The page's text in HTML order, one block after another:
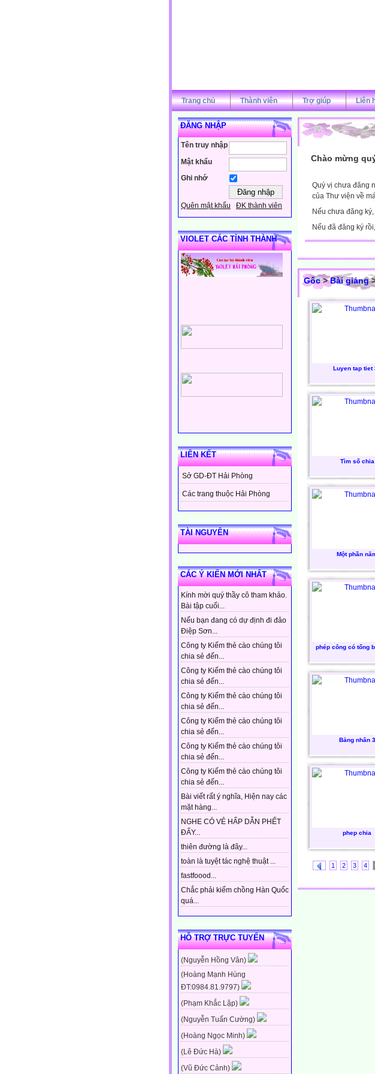
Trang chủ Thành viên Trợ giúp Liên
ĐĂNG NHẬP
Tên truy nhập
Mật khẩu
Ghi nhớ
Quên mật khẩu ĐK thành viên
VIOLET CÁC TỈNH THÀNH
LIÊN KẾT
Sở GD-ĐT Hải Phòng
Các trang thuộc Hải Phòng
TÀI NGUYÊN
CÁC Ý KIẾN MỚI NHẤT
Kính mời quý thầy cô tham khảo.
Bài tập cuối...
Nếu bạn đang có dự định đi đảo
Điệp Sơn...
Công ty Kiếm thẻ cào chúng tôi
chia sẻ đến...
Công ty Kiếm thẻ cào chúng tôi
chia sẻ đến...
Công ty Kiếm thẻ cào chúng tôi
chia sẻ đến...
Công ty Kiếm thẻ cào chúng tôi
chia sẻ đến...
Công ty Kiếm thẻ cào chúng tôi
chia sẻ đến...
Công ty Kiếm thẻ cào chúng tôi
chia sẻ đến...
Bài viết rất ý nghĩa, Hiện nay các
mặt hàng...
NGHE CÓ VẺ HẤP DẪN PHẾT
ĐẤY...
thiên đường là đây...
toàn là tuyệt tác nghệ thuật ...
fastfoood...
Chắc phải kiếm chồng Hàn Quốc
quá...
HỖ TRỢ TRỰC TUYẾN
(Nguyễn Hồng Vân)
(Hoàng Mạnh Hùng
ĐT:0984.81.9797)
(Phạm Khắc Lập)
(Nguyễn Tuấn Cường)
(Hoàng Ngọc Minh)
(Lê Đức Hà)
(Vũ Đức Cảnh)
Chào mừng
Quý vị chưa đăng
của Thư viện về
Nếu chưa đăng
Nếu đã đăng ký
Gốc>Bài giảng
Luyen tap tiet
Tìm số chia
Một phần
phép công có tổng
Bảng nhân 3
phep chia
1 2 3 4